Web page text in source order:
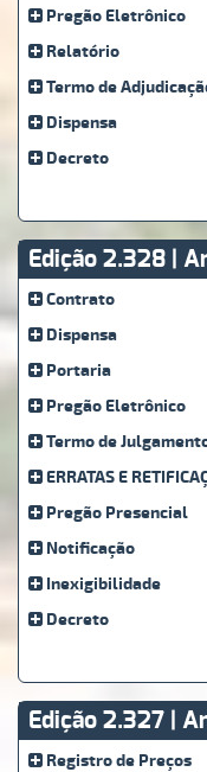
Pregão Eletrônico
Relatório
Termo de
Dispensa
Decreto
Edição 2.328 |
Contrato
Dispensa
Portaria
Pregão Eletrônico
Termo de
ERRATAS E
Pregão Presencial
Notificação
Inexigibilidade
Decreto
Edição 2.327 |
Registro de Preços